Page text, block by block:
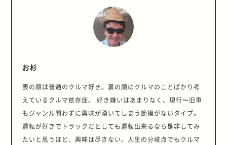
お杉
表の顔は普通のクルマ好き。裏の顔はクルマのことばかり考
えているクルマ依存症。 好き嫌いはあまりなく、現行〜旧車
もジャンル問わずに興味が湧いてしまう節操がないタイプ。
運転が好きでトラックだとしても運転出来るなら是非してみ
たいと思うほど、興味は尽きない。人生の分岐点でもクルマ